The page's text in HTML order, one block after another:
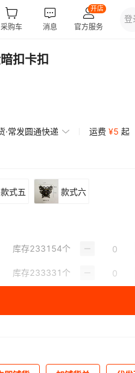
扣卡扣
·常发圆通快递 运费 ¥5 起
款式五 款式六
库存233154个
库存233331 个